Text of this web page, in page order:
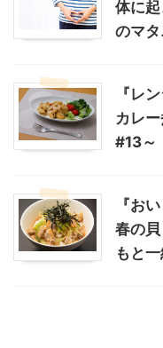
体に
のマ
『レ
カレ
#13～
『お
春の
もと